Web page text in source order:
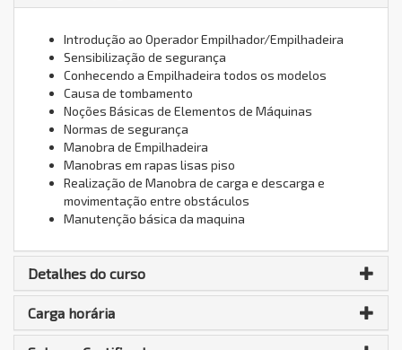
Introdução ao Operador Empilhador/Empilhadeira
Sensibilização de segurança
Conhecendo a Empilhadeira todos os modelos
Causa de tombamento
Noções Básicas de Elementos de Máquinas
Normas de segurança
Manobra de Empilhadeira
Manobras em rapas lisas piso
Realização de Manobra de carga e descarga e
movimentação entre obstáculos
Manutenção básica da maquina
Detalhes do curso
Carga horária